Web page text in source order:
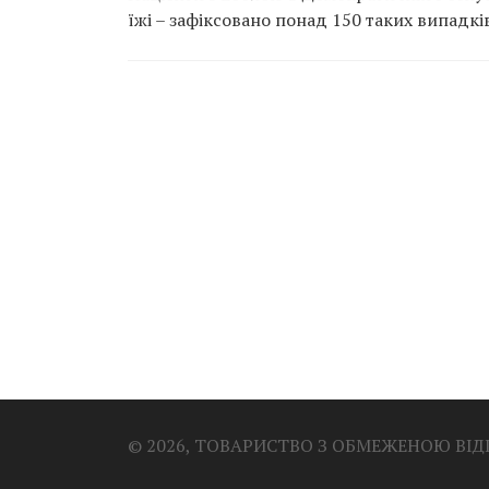
їжі – зафіксовано понад 150 таких
© 2026, ТОВАРИСТВО З ОБМЕЖЕНОЮ